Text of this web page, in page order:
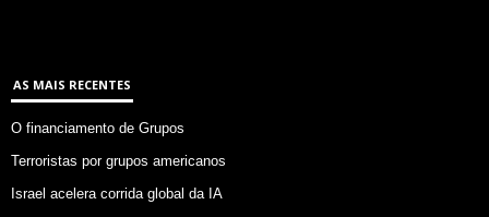
AS MAIS RECENTES
O financiamento de Grupos
Terroristas por grupos americanos
Israel acelera corrida global da IA